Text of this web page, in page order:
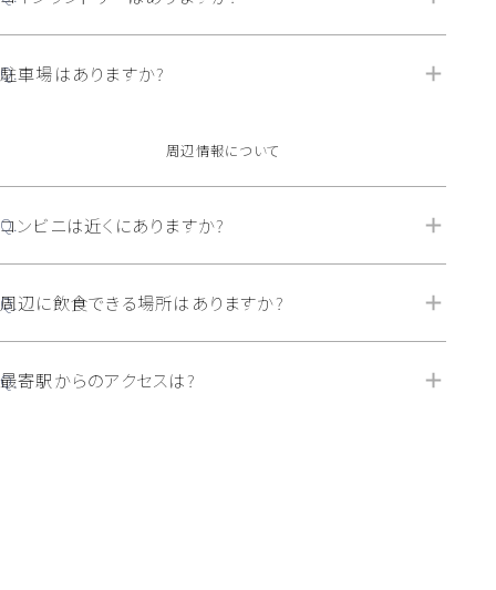
駐車場はありますか?
周辺情報について
コンビニは近くにありますか?
周辺に飲食できる場所はありますか?
最寄駅からのアクセスは?